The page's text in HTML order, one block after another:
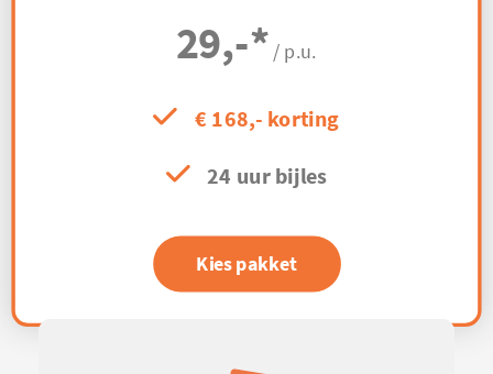
29,-* / p.u.
€ 168,- korting
24 uur bijles
Kies pakket